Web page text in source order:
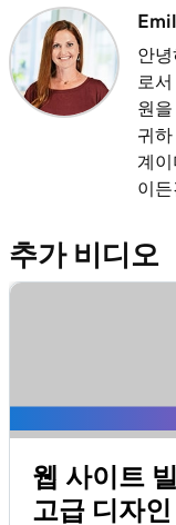
웹 사이트 +
안
로
원
귀
계
이
추가 비디오
웹 사이트
고급 디자인